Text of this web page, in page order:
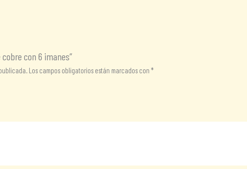
con 6 imanes”
Los campos obligatorios están marcados con*